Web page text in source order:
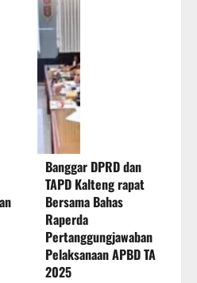
Banggar DPRD dan
TAPD Kalteng rapat
Bersama Bahas
Raperda
Pertanggungjawaban
Pelaksanaan APBD TA
2025